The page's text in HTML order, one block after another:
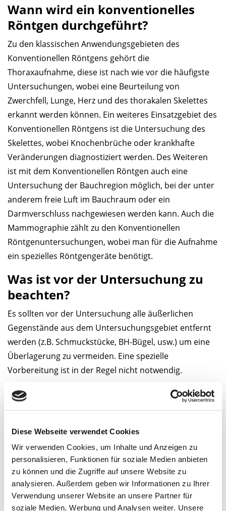
Diese Webseite verwendet Cookies
Wir verwenden Cookies, um Inhalte und Anzeigen zu
personalisieren, Funktionen für soziale Medien anbieten
zu können und die Zugriffe auf unsere Website zu
analysieren. Außerdem geben wir Informationen zu Ihrer
Verwendung unserer Website an unsere Partner für
soziale Medien, Werbung und Analysen weiter. Unsere
Wann wird ein konventionelles
Röntgen durchgeführt?
Zu den klassischen Anwendungsgebieten des
Konventionellen Röntgens gehört die
Thoraxaufnahme, diese ist nach wie vor die häufigste
Untersuchungen, wobei eine Beurteilung von
Zwerchfell, Lunge, Herz und des thorakalen Skelettes
erkannt werden können. Ein weiteres Einsatzgebiet des
Konventionellen Röntgens ist die Untersuchung des
Skelettes, wobei Knochenbrüche oder krankhafte
Veränderungen diagnostiziert werden. Des Weiteren
ist mit dem Konventionellen Röntgen auch eine
Untersuchung der Bauchregion möglich, bei der unter
anderem freie Luft im Bauchraum oder ein
Darmverschluss nachgewiesen werden kann. Auch die
Mammographie zählt zu den Konventionellen
Röntgenuntersuchungen, wobei man für die Aufnahme
ein spezielles Röntgengeräte benötigt.
Was ist vor der Untersuchung zu
beachten?
Es sollten vor der Untersuchung alle äußerlichen
Gegenstände aus dem Untersuchungsgebiet entfernt
werden (z.B. Schmuckstücke, BH-Bügel, usw.) um eine
Überlagerung zu vermeiden. Eine spezielle
Vorbereitung ist in der Regel nicht notwendig.
Ablauf und Dauer
Je nach der spezifischen Fragestellung werden
Röntgenaufnahmen im Stehen, Sitzen oder Liegen
Röntgenstrahlung auf das Gebiet von Interesse (z.B.
Hand, Schulter, Thorax etc.) fokussiert. Eine Aufnahme
ist, nach der für die gewünschte Perspektive
entsprechenden Positionierung des Patienten, in